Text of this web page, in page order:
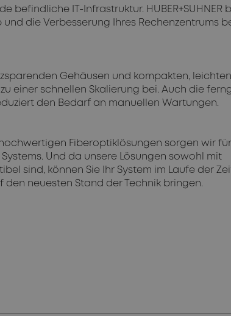
IT-Infrastruktur. HUBER+SUHNER
die Verbesserung Ihres Rechenzentrums
Gehäusen und kompakten,
einer schnellen Skalierung bei. Auch die
den Bedarf an manuellen Wartungen.
Fiberoptiklösungen sorgen wir für
Und da unsere Lösungen sowohl mit
sind, können Sie Ihr System im Laufe der
neuesten Stand der Technik bringen.